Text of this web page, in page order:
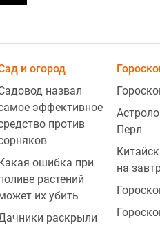
и огород
назвал
эффективное
против
ошибка при
растений
их убить
раскрыли
Перл
на